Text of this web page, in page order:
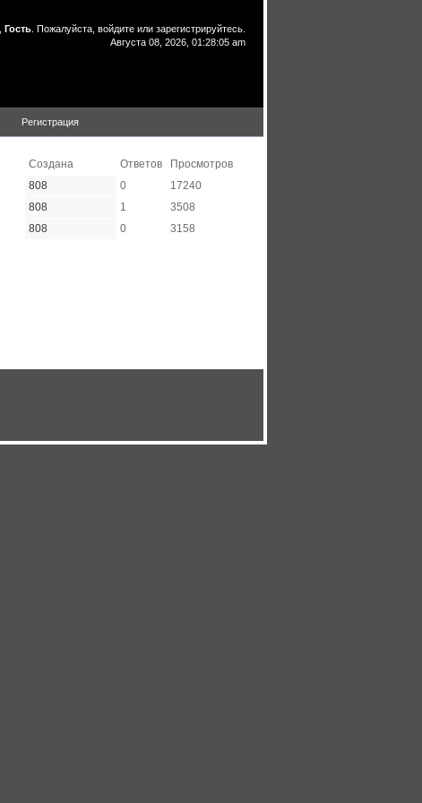
Гость . Пожалуйста, войдите или зарегистрируйтесь
Августа 08, 2026, 01:28:05 am
Регистрация
Создана Ответов
Просмотров
808 0
17240
808 1
3508
808 0
3158